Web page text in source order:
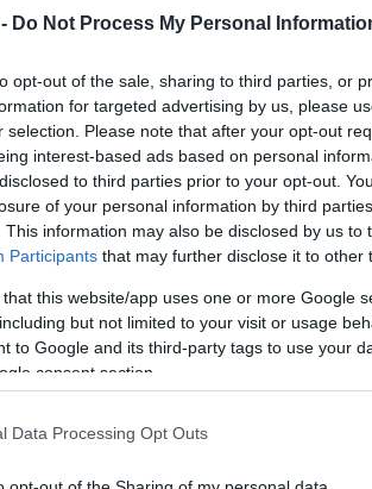
Do Not Process My Personal
opt-out of the sale, sharing to third parties, or
for targeted advertising by us, please
selection. Please note that after your opt-out
interest-based ads based on personal
to third parties prior to your opt-out.
of your personal information by third
This information may also be disclosed by us to
Participants that may further disclose it to other
that this website/app uses one or more Google
but not limited to your visit or usage
to Google and its third-party tags to use your
consent section.
Data Processing Opt Outs
Capire l’intreccio tra materie prime
e rispettosi.